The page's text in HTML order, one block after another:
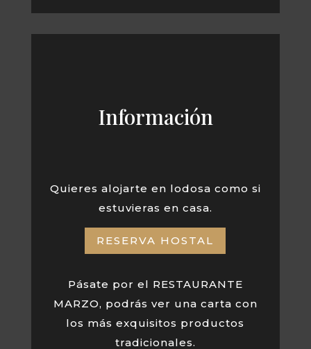
Información
Quieres alojarte en lodosa como si
estuvieras en casa.
RESERVA HOSTAL
Pásate por el RESTAURANTE
MARZO, podrás ver una carta con
los más exquisitos productos
tradicionales.